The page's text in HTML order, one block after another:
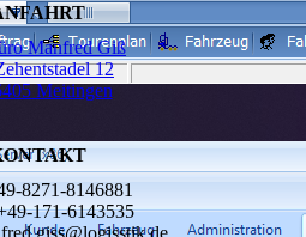
Manfred Giß
12
Meitingen
8271-8146881
171-6143535